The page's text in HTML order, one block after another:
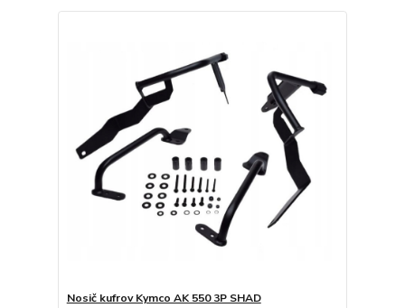
Nosič kufrov Kymco AK 550 3P SHAD